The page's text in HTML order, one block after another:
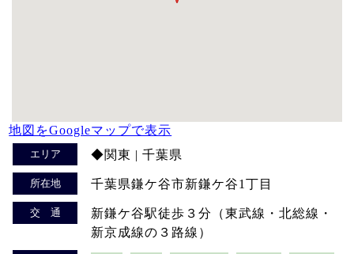
地図をGoogleマップで表示
エリア ◆関東 | 千葉県
所在地 千葉県鎌ケ谷市新鎌ケ谷1丁目
交 通
新鎌ケ谷駅徒歩３分（東武線・北総線・
新京成線の３路線）